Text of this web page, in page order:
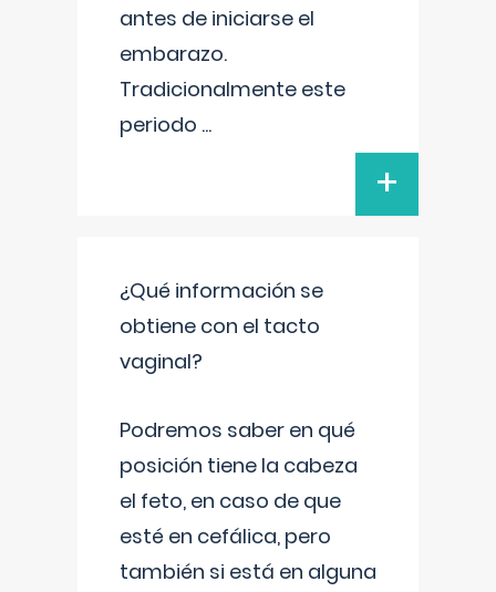
antes de iniciarse el
embarazo.
Tradicionalmente este
periodo ...
+
¿Qué información se
obtiene con el tacto
vaginal?
Podremos saber en qué
posición tiene la cabeza
el feto, en caso de que
esté en cefálica, pero
también si está en alguna